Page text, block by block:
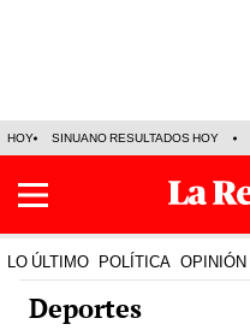
HOY SINUANO RESULTADOS HOY
LO ÚLTIMO POLÍTICA OPINIÓN
Deportes